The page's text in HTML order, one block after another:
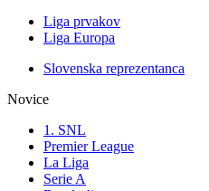
Liga prvakov
Liga Europa
Slovenska reprezentanca
Novice
1. SNL
Premier League
La Liga
Serie A